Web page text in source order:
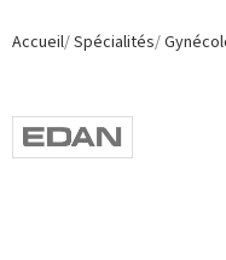
Accueil Spécialités